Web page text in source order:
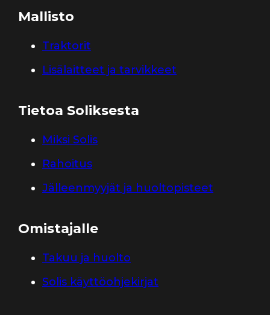
Mallisto
Traktorit
Lisälaitteet ja tarvikkeet
Tietoa Soliksesta
Miksi Solis
Rahoitus
Jälleenmyyjät ja huoltopisteet
Omistajalle
Takuu ja huolto
Solis käyttöohjekirjat